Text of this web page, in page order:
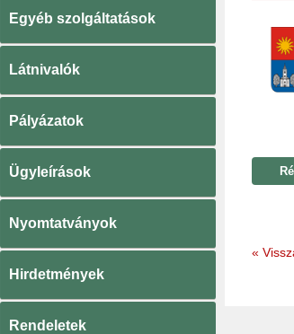
Egyéb szolgáltatások
Látnivalók
Pályázatok
Ügyleírások
Nyomtatványok
Hirdetmények
Rendeletek
«